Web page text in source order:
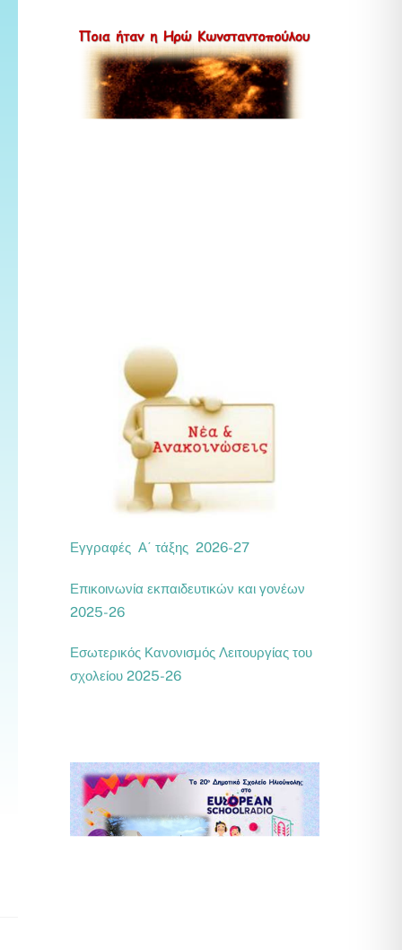
Εγγραφές Α΄ τάξης 2026-27
Επικοινωνία εκπαιδευτικών και γονέων
2025-26
Εσωτερικός Κανονισμός Λειτουργίας του
σχολείου 2025-26